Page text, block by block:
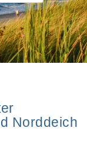
Norddeich